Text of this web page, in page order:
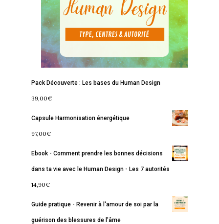
Pack Découverte : Les bases du Human Design
39,00€
Capsule Harmonisation énergétique
97,00€
Ebook - Comment prendre les bonnes décisions
dans ta vie avec le Human Design - Les 7 autorités
14,90€
Guide pratique - Revenir à l'amour de soi par la
guérison des blessures de l'âme
Se découvrir
S’équilibrer
Se réaliser
Podcast
Services
Accompagnements
Libération
Amour & Guérison
Boutique
À propos